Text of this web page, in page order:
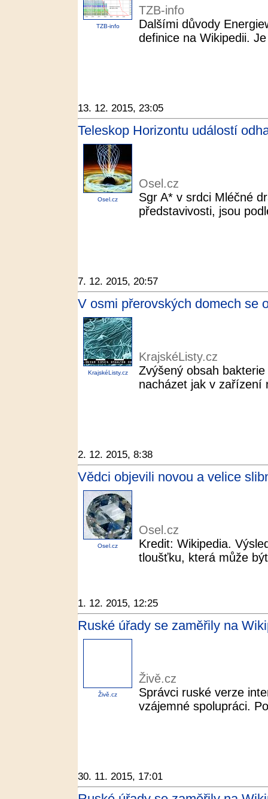
TZB-info
TZB-info
Dalšími důvody
definice na Wikipedii.
13. 12. 2015, 23:05
Teleskop Horizontu událostí
Osel.cz
Osel.cz
Sgr A* v srdci Mléčné
představivosti, jsou
7. 12. 2015, 20:57
V osmi přerovských domech se
KrajskéListy.cz
KrajskéListy.cz
Zvýšený obsah
nacházet jak v zařízení
2. 12. 2015, 8:38
Vědci objevili novou a velice
Osel.cz
Osel.cz
Kredit: Wikipedia.
tloušťku, která může
1. 12. 2015, 12:25
Ruské úřady se zaměřily na
Živě.cz
Živě.cz
Správci ruské verze
vzájemné spolupráci.
30. 11. 2015, 17:01